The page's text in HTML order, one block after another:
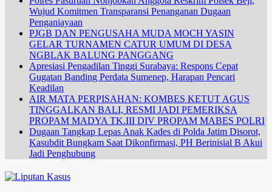
Wujud Komitmen Transparansi Penanganan Dugaan
Penganiayaan
PJGB DAN PENGUSAHA MUDA MOCH YASIN
GELAR TURNAMEN CATUR UMUM DI DESA
NGBLAK BALUNG PANGGANG
Apresiasi Pengadilan Tinggi Surabaya: Respons Cepat
Gugatan Banding Perdata Sumenep, Harapan Pencari
Keadilan
AIR MATA PERPISAHAN: KOMBES KETUT AGUS
TINGGALKAN BALI, RESMI JADI PEMERIKSA
PROPAM MADYA TK.III DIV PROPAM MABES POLRI
Dugaan Tangkap Lepas Anak Kades di Polda Jatim Disorot,
Kasubdit Bungkam Saat Dikonfirmasi, PH Berinisial B Akui
Jadi Penghubung